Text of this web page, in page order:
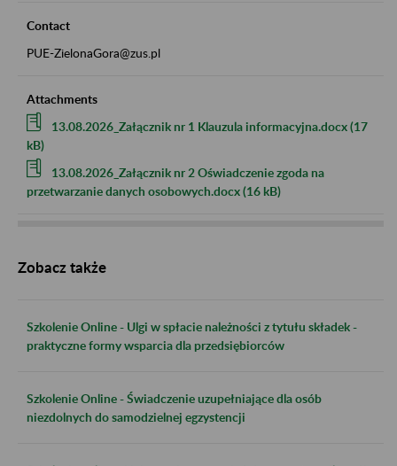
Contact
PUE-ZielonaGora@zus.pl
Attachments
13.08.2026_Załącznik nr 1 Klauzula informacyjna.docx (17
kB)
13.08.2026_Załącznik nr 2 Oświadczenie zgoda na
przetwarzanie danych osobowych.docx (16 kB)
Zobacz także
Szkolenie Online - Ulgi w spłacie należności z tytułu składek -
praktyczne formy wsparcia dla przedsiębiorców
Szkolenie Online - Świadczenie uzupełniające dla osób
niezdolnych do samodzielnej egzystencji